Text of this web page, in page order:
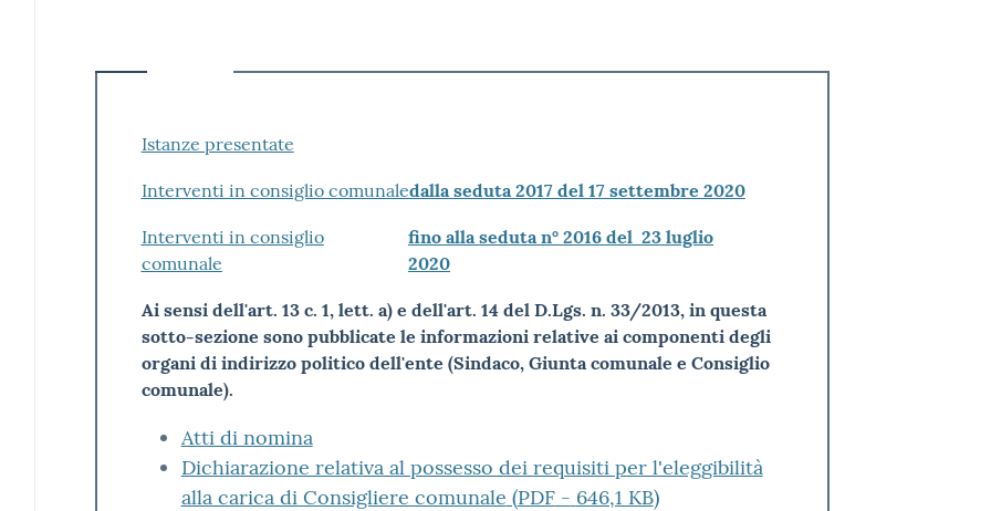
Istanze presentate
Interventi in consiglio comunaledalla seduta 2017 del 17 settembre 2020
Interventi in consiglio
comunale
fino alla seduta n° 2016 del 23 luglio
2020
Ai sensi dell'art. 13 c. 1, lett. a) e dell'art. 14 del D.Lgs. n. 33/2013, in questa
sotto-sezione sono pubblicate le informazioni relative ai componenti degli
organi di indirizzo politico dell'ente (Sindaco, Giunta comunale e Consiglio
comunale).
Atti di nomina
Dichiarazione relativa al possesso dei requisiti per l'eleggibilità
alla carica di Consigliere comunale (PDF- 646,1 KB)